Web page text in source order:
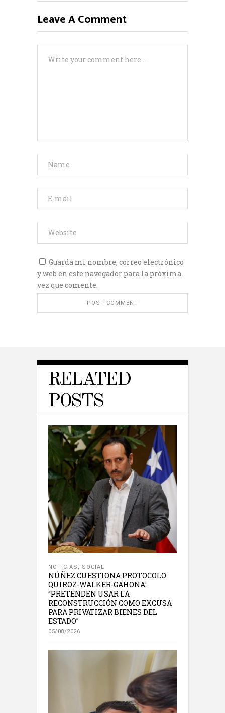
Leave A Comment
Guarda mi nombre, correo electrónico
y web en este navegador para la próxima
vez que comente.
RELATED
POSTS
NOTICIAS , SOCIAL
NÚÑEZ CUESTIONA PROTOCOLO
QUIROZ-WALKER-GAHONA:
“PRETENDEN USAR LA
RECONSTRUCCIÓN COMO EXCUSA
PARA PRIVATIZAR BIENES DEL
ESTADO”
05/08/2026